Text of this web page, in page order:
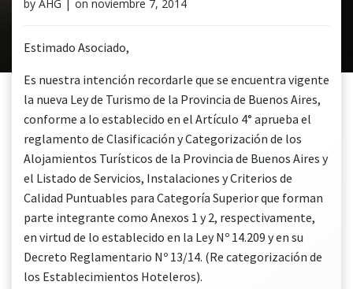
by AHG | on noviembre 7, 2014
Estimado Asociado,
Es nuestra intención recordarle que se encuentra vigente
la nueva Ley de Turismo de la Provincia de Buenos Aires,
conforme a lo establecido en el Artículo 4° aprueba el
reglamento de Clasificación y Categorización de los
Alojamientos Turísticos de la Provincia de Buenos Aires y
el Listado de Servicios, Instalaciones y Criterios de
Calidad Puntuables para Categoría Superior que forman
parte integrante como Anexos 1 y 2, respectivamente,
en virtud de lo establecido en la Ley Nº 14.209 y en su
Decreto Reglamentario Nº 13/14. (Re categorización de
los Establecimientos Hoteleros).